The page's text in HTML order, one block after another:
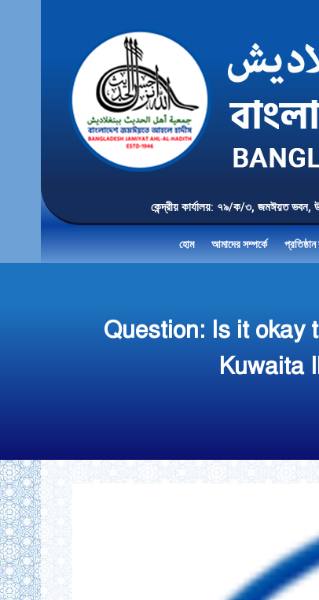
কেন্দ্রীয় কার্যালয়: ৭৯/ক/৩, জমঈয়ত
হোম আমাদের সম্পর্কে
Question: Is it okay
Kuwaita